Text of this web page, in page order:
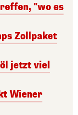
"wo es
Zollpaket
jetzt viel
Wiener